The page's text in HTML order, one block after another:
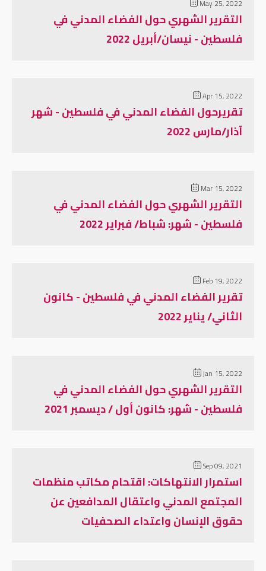
May 25, 2022
التقرير الشهري حول الفضاء المدني في
فلسطين - نيسان/أبريل 2022
Apr 15, 2022
تقريرحول الفضاء المدني في فلسطين - شهر
آذار/مارس 2022
Mar 15, 2022
التقرير الشهري حول الفضاء المدني في
فلسطين - شهر: شباط/ فبراير 2022
Feb 19, 2022
تقرير الفضاء المدني في فلسطين - كانون
الثاني/ يناير 2022
Jan 15, 2022
التقرير الشهري حول الفضاء المدني في
فلسطين - شهر: كانون أول / ديسمبر 2021
Sep 09, 2021
استمرار الانتهاكات: اقتحام مكاتب منظمات
المجتمع المدني واعتقال المدافعين عن
حقوق الإنسان واعتداء الصحفيات